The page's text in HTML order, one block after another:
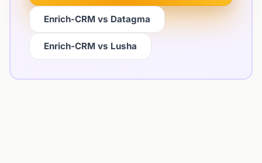
Enrich-CRM vs Datagma
Enrich-CRM vs Lusha